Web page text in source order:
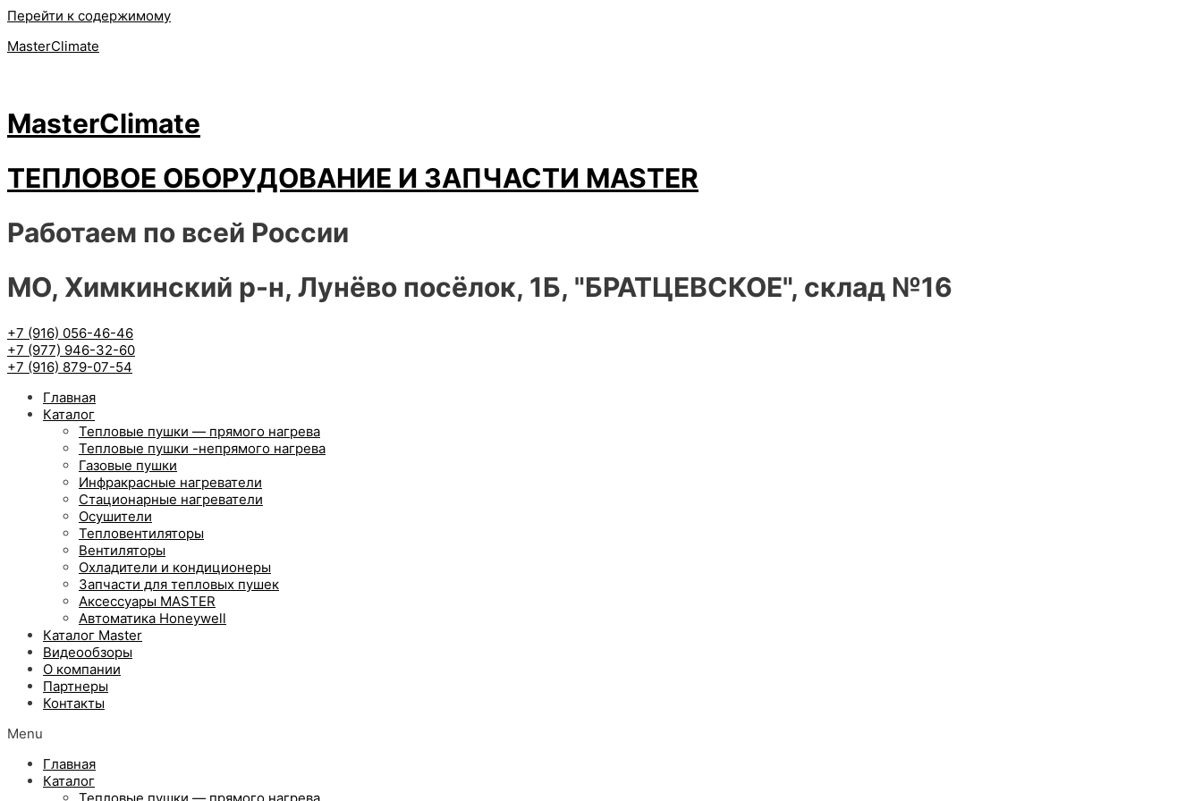
Перейти к содержимому
MasterClimate
MasterClimate
ТЕПЛОВОЕ ОБОРУДОВАНИЕ И ЗАПЧАСТИ MASTER
Работаем по всей России
МО, Химкинский р-н, Лунёво посёлок, 1Б, "БРАТЦЕВСКОЕ", склад №16
+7 (916) 056-46-46
+7 (977) 946-32-60
+7 (916) 879-07-54
Главная
Каталог
Тепловые пушки — прямого нагрева
Тепловые пушки -непрямого нагрева
Газовые пушки
Инфракрасные нагреватели
Стационарные нагреватели
Осушители
Тепловентиляторы
Вентиляторы
Охладители и кондиционеры
Запчасти для тепловых пушек
Аксессуары MASTER
Автоматика Honeywell
Каталог Master
Видеообзоры
О компании
Партнеры
Контакты
Menu
Главная
Каталог